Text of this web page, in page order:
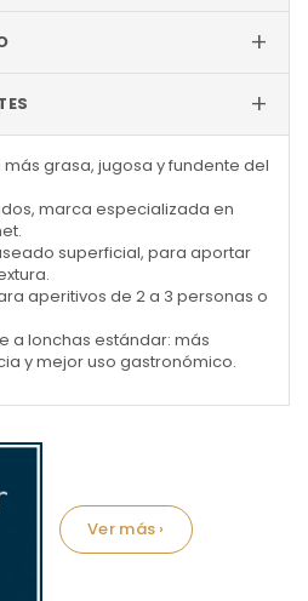
grasa, jugosa y fundente del
marca especializada en
superficial, para aportar
aperitivos de 2 a 3 personas o
a lonchas estándar: más
y mejor uso gastronómico.
+
+